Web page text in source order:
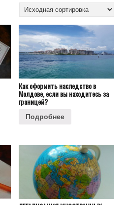
Как оформить наследство в
Молдове, если вы находитесь за
границей?
Подробнее